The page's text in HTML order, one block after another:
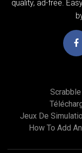
quality, ad-free.
Jeux De
How To Add